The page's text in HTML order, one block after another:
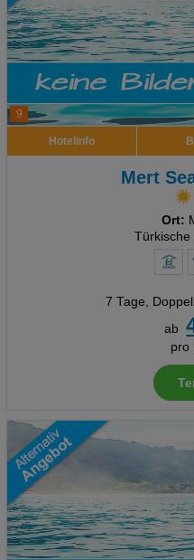
9
Hotelinfo
Mert
Ort:
Türkische
7 Tage,
ab
pro